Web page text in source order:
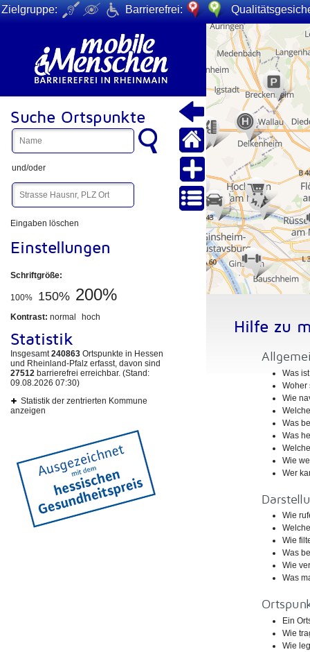
Zielgruppe: Barrierefrei:
Suche Ortspunkte
und/oder
Eingaben löschen
Einstellungen
Schriftgröße:
100% 150% 200%
Kontrast: normal hoch
Statistik
Insgesamt240863 Ortspunkte in Hessen
und Rheinland-Pfalz erfasst, davon sind
27512 barrierefrei erreichbar. (Stand:
09.08.2026 07:30)
Statistik der zentrierten Kommune
anzeigen
Hilfe zu
Was
Woher
Wie
Was
Was
Wie
Wer
Wie
Wie
Was
Wie
Was
Ein
Wie
Wie